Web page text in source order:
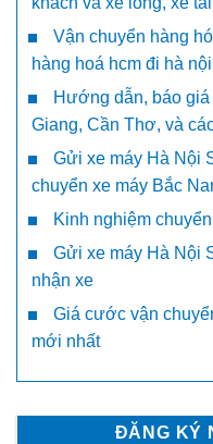
Vận chuyển hàng
hàng hoá hcm đi hà nội
Hướng dẫn, báo
Giang, Cần Thơ, và
Gửi xe máy Hà Nội
chuyển xe máy Bắc
Kinh nghiệm
Gửi xe máy Hà Nội
nhận xe
Giá cước vận
mới nhất
ĐĂNG KÝ